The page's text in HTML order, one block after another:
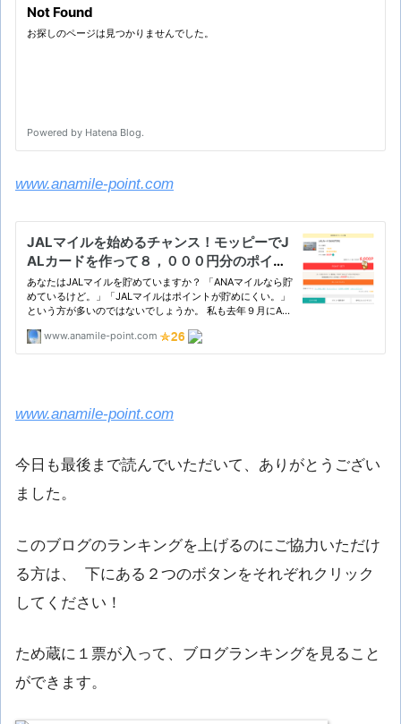
www.anamile-point.com
www.anamile-point.com
今日も最後まで読んでいただいて、ありがとうござい
ました。
このブログのランキングを上げるのにご協力いただけ
る方は、 下にある２つのボタンをそれぞれクリック
してください！
ため蔵に１票が入って、ブログランキングを見ること
ができます。